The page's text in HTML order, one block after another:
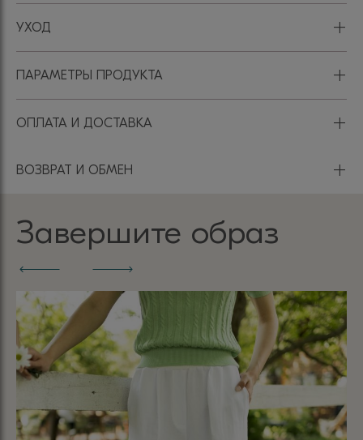
УХОД +
ПАРАМЕТРЫ ПРОДУКТА +
ОПЛАТА И ДОСТАВКА +
ВОЗВРАТ И ОБМЕН +
Завершите образ